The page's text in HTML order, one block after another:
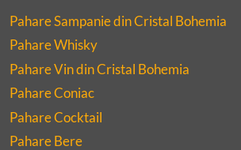
Pahare Sampanie din Cristal Bohemia
Pahare Whisky
Pahare Vin din Cristal Bohemia
Pahare Coniac
Pahare Cocktail
Pahare Bere